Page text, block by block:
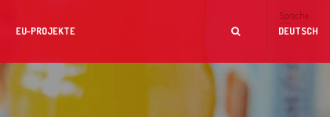
EU-PROJEKTE
Sprache
DEUTSCH